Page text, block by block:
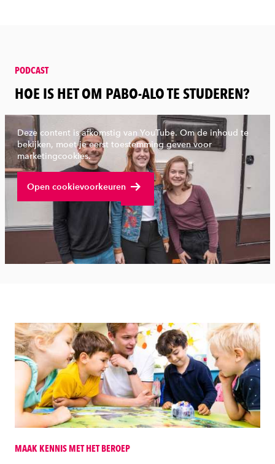
PODCAST
:
HOE IS HET OM PABO-ALO TE STUDEREN?
Bekijk volledige video
Deze content is afkomstig van YouTube. Om de inhoud te
bekijken, moet je eerst toestemming geven voor
marketingcookies.
Open cookievoorkeuren
MAAK KENNIS MET HET BEROEP